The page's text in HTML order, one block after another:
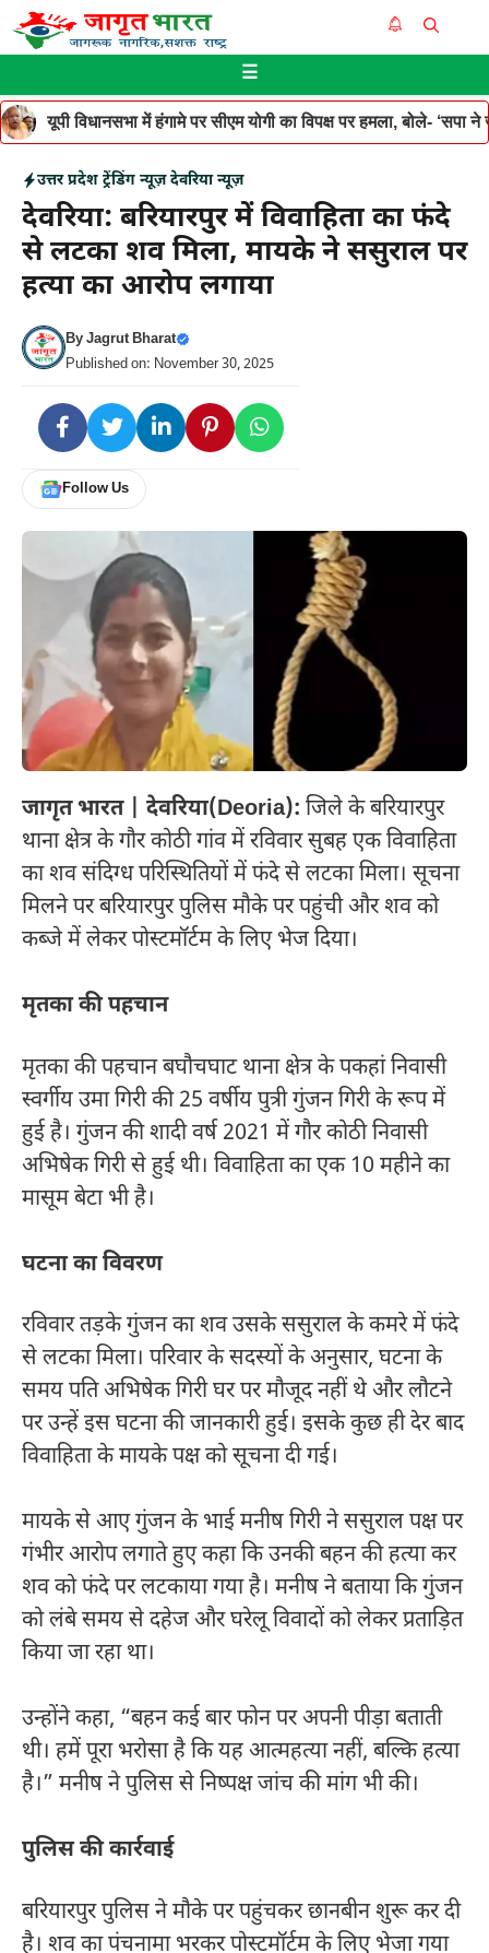
Skip
to
☰
यूपी विधानसभा में हंगामे पर सीएम योगी का विपक्ष पर हमला, बोले- ‘सपा ने
उत्तर प्रदेश ट्रेंडिंग न्यूज़ देवरिया न्यूज़
देवरिया: बरियारपुर में विवाहिता का फंदे
से लटका शव मिला, मायके ने ससुराल पर
हत्या का आरोप लगाया
ByJagrut Bharat
Published on: November 30, 2025
Follow Us
जागृत भारत | देवरिया(Deoria): जिले के बरियारपुर
थाना क्षेत्र के गौर कोठी गांव में रविवार सुबह एक विवाहिता
का शव संदिग्ध परिस्थितियों में फंदे से लटका मिला। सूचना
मिलने पर बरियारपुर पुलिस मौके पर पहुंची और शव को
कब्जे में लेकर पोस्टमॉर्टम के लिए भेज दिया।
मृतका की पहचान
मृतका की पहचान बघौचघाट थाना क्षेत्र के पकहां निवासी
स्वर्गीय उमा गिरी की 25 वर्षीय पुत्री गुंजन गिरी के रूप में
हुई है। गुंजन की शादी वर्ष 2021 में गौर कोठी निवासी
अभिषेक गिरी से हुई थी। विवाहिता का एक 10 महीने का
मासूम बेटा भी है।
घटना का विवरण
रविवार तड़के गुंजन का शव उसके ससुराल के कमरे में फंदे
से लटका मिला। परिवार के सदस्यों के अनुसार, घटना के
समय पति अभिषेक गिरी घर पर मौजूद नहीं थे और लौटने
पर उन्हें इस घटना की जानकारी हुई। इसके कुछ ही देर बाद
विवाहिता के मायके पक्ष को सूचना दी गई।
मायके से आए गुंजन के भाई मनीष गिरी ने ससुराल पक्ष पर
गंभीर आरोप लगाते हुए कहा कि उनकी बहन की हत्या कर
शव को फंदे पर लटकाया गया है। मनीष ने बताया कि गुंजन
को लंबे समय से दहेज और घरेलू विवादों को लेकर प्रताड़ित
किया जा रहा था।
उन्होंने कहा, “बहन कई बार फोन पर अपनी पीड़ा बताती
थी। हमें पूरा भरोसा है कि यह आत्महत्या नहीं, बल्कि हत्या
है।” मनीष ने पुलिस से निष्पक्ष जांच की मांग भी की।
पुलिस की कार्रवाई
बरियारपुर पुलिस ने मौके पर पहुंचकर छानबीन शुरू कर दी
है। शव का पंचनामा भरकर पोस्टमॉर्टम के लिए भेजा गया